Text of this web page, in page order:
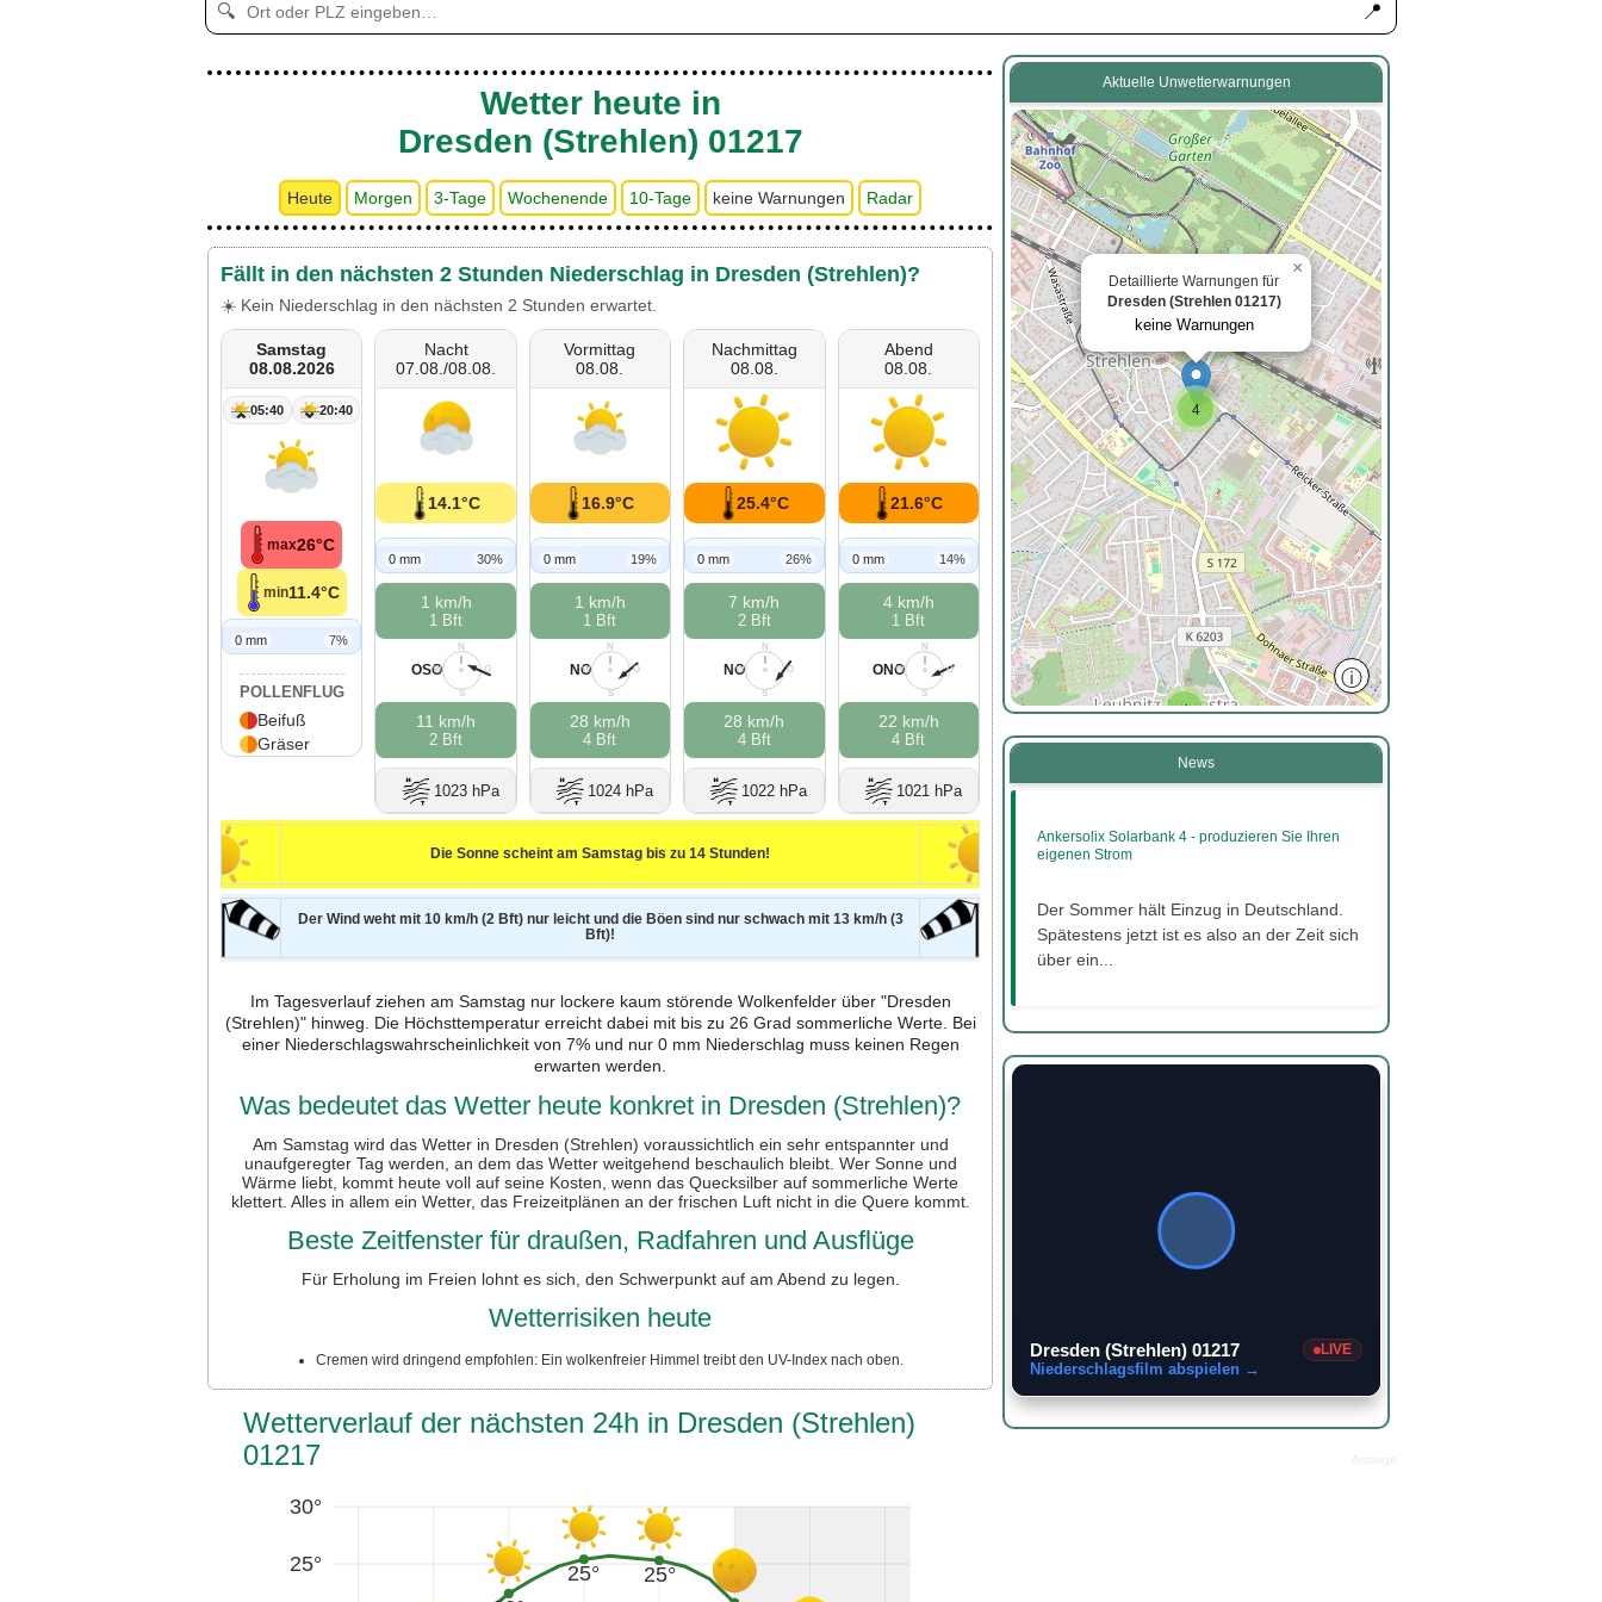
🔍 📍
Wetter heute in
Dresden (Strehlen) 01217
Heute Morgen 3-Tage Wochenende 10-Tage keine Warnungen Radar
Fällt in den nächsten 2 Stunden Niederschlag in Dresden (Strehlen)?
☀️ Kein Niederschlag in den nächsten 2 Stunden erwartet.
Samstag
08.08.2026
05:40 20:40
max26°C
min11.4°C
0 mm 7%
POLLENFLUG
Beifuß
Gräser
Nacht
07.08./08.08.
14.1°C
0 mm 30%
1 km/h
1 Bft
N
O
S
W
OSO
11 km/h
2 Bft
1023 hPa
Vormittag
08.08.
16.9°C
0 mm 19%
1 km/h
1 Bft
N
O
S
W
NO
28 km/h
4 Bft
1024 hPa
Nachmittag
08.08.
25.4°C
0 mm 26%
7 km/h
2 Bft
N
O
S
W
NO
28 km/h
4 Bft
1022 hPa
Abend
08.08.
21.6°C
0 mm 14%
4 km/h
1 Bft
N
O
S
W
ONO
22 km/h
4 Bft
1021 hPa
Die Sonne scheint am Samstag bis zu 14 Stunden!
Der Wind weht mit 10 km/h (2 Bft) nur leicht und die Böen sind nur schwach mit 13 km/h (3
Bft)!
Im Tagesverlauf ziehen am Samstag nur lockere kaum störende Wolkenfelder über "Dresden
(Strehlen)" hinweg. Die Höchsttemperatur erreicht dabei mit bis zu 26 Grad sommerliche Werte. Bei
einer Niederschlagswahrscheinlichkeit von 7% und nur 0 mm Niederschlag muss keinen Regen
erwarten werden.
Was bedeutet das Wetter heute konkret in Dresden (Strehlen)?
Am Samstag wird das Wetter in Dresden (Strehlen) voraussichtlich ein sehr entspannter und
unaufgeregter Tag werden, an dem das Wetter weitgehend beschaulich bleibt. Wer Sonne und
Wärme liebt, kommt heute voll auf seine Kosten, wenn das Quecksilber auf sommerliche Werte
klettert. Alles in allem ein Wetter, das Freizeitplänen an der frischen Luft nicht in die Quere kommt.
Beste Zeitfenster für draußen, Radfahren und Ausflüge
Für Erholung im Freien lohnt es sich, den Schwerpunkt auf am Abend zu legen.
Wetterrisiken heute
Cremen wird dringend empfohlen: Ein wolkenfreier Himmel treibt den UV-Index nach oben.
Wetterverlauf der nächsten 24h in Dresden (Strehlen)
01217
25°
30°
25°
25°
Aktuelle Unwetterwarnungen
4
4
Detaillierte Warnungen für
Dresden (Strehlen 01217)
keine Warnungen
×
ⓘ
News
Ankersolix Solarbank 4 - produzieren Sie Ihren
eigenen Strom
Der Sommer hält Einzug in Deutschland.
Spätestens jetzt ist es also an der Zeit sich
über ein...
Dresden (Strehlen) 01217 LIVE
Niederschlagsfilm abspielen →